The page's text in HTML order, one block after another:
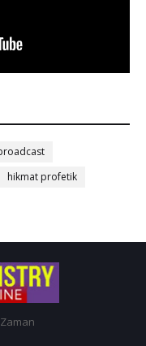
hikmat profetik